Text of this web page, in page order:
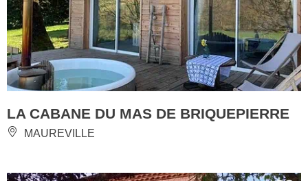
LA CABANE DU MAS DE BRIQUEPIERRE
MAUREVILLE